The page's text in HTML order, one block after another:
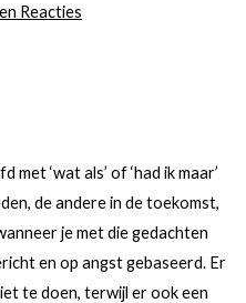
Reacties
met ‘wat als’ of ‘had ik maar’
de andere in de toekomst,
je met die gedachten
en op angst gebaseerd. Er
te doen, terwijl er ook een